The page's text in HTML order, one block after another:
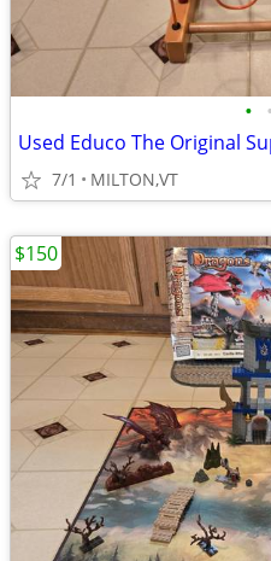
• •
Used Educo The Original
7/1 MILTON,VT
$150